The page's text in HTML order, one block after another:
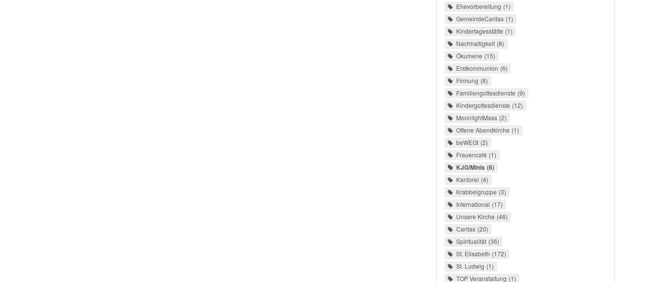
Ehevorbereitung 1
GemeindeCaritas 1
Kindertagesstätte 1
Nachhaltigkeit 8
Ökumene 15
Erstkommunion 6
Firmung 8
Familiengottesdienste 9
Kindergottesdienste 12
MoonlightMass 2
Offene Abendkirche 1
beWEGt 2
Frauencafé 1
KJG/Minis 6
Kantorei 4
Krabbelgruppe 3
International 17
Unsere Kirche 46
Caritas 20
Spiritualität 36
St. Elisabeth 172
St. Ludwig 1
TOP Veranstaltung 1